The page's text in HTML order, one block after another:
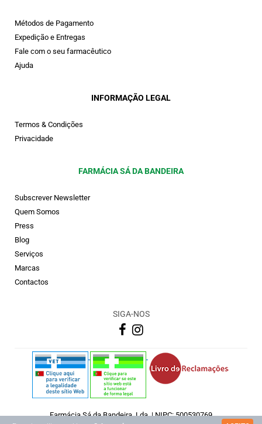
Métodos de Pagamento
Expedição e Entregas
Fale com o seu farmacêutico
Ajuda
INFORMAÇÃO LEGAL
Termos & Condições
Privacidade
FARMÁCIA SÁ DA BANDEIRA
Subscrever Newsletter
Quem Somos
Press
Blog
Serviços
Marcas
Contactos
SIGA-NOS
Farmácia Sá da Bandeira, Lda. | NIPC: 500530769